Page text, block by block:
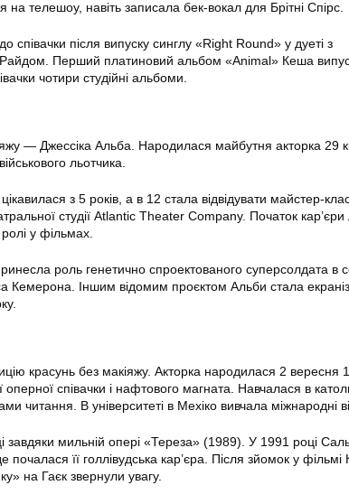
на телешоу, навіть записала бек-вокал для Брітні Спірс.
співачки після випуску синглу «Right Round» у дуеті з
Перший платиновий альбом «Animal» Кеша
чотири студійні альбоми.
— Джессіка Альба. Народилася майбутня акторка 29
льотчика.
з 5 років, а в 12 стала відвідувати майстер-
студії Atlantic Theater Company. Початок
у фільмах.
роль генетично спроектованого суперсолдата в
Іншим відомим проєктом Альби стала
красунь без макіяжу. Акторка народилася 2 вересня
оперної співачки і нафтового магната. Навчалася в
читання. В університеті в Мехіко вивчала міжнародні
завдяки мильній опері «Тереза» (1989). У 1991 році
її голлівудська кар’єра. Після зйомок у фільмі
на Гаєк звернули увагу.